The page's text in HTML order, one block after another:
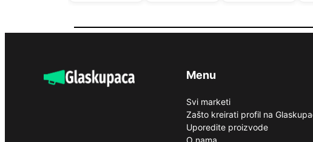
Menu
Svi marketi
Zašto kreirati profil na
Uporedite proizvode